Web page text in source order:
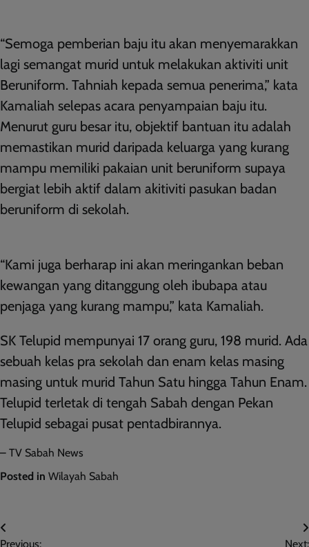
“Semoga pemberian baju itu akan menyemarakkan
lagi semangat murid untuk melakukan aktiviti unit
Beruniform. Tahniah kepada semua penerima,” kata
Kamaliah selepas acara penyampaian baju itu.
Menurut guru besar itu, objektif bantuan itu adalah
memastikan murid daripada keluarga yang kurang
mampu memiliki pakaian unit beruniform supaya
bergiat lebih aktif dalam akitiviti pasukan badan
beruniform di sekolah.
“Kami juga berharap ini akan meringankan beban
kewangan yang ditanggung oleh ibubapa atau
penjaga yang kurang mampu,” kata Kamaliah.
SK Telupid mempunyai 17 orang guru, 198 murid. Ada
sebuah kelas pra sekolah dan enam kelas masing
masing untuk murid Tahun Satu hingga Tahun Enam.
Telupid terletak di tengah Sabah dengan Pekan
Telupid sebagai pusat pentadbirannya.
– TV Sabah News
Posted in Wilayah Sabah
Post
Previous: Next: